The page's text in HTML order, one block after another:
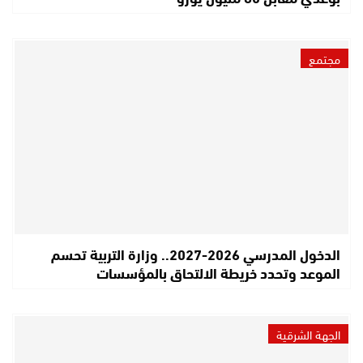
مجتمع
الدخول المدرسي 2026-2027.. وزارة التربية تحسم
الموعد وتحدد خريطة الالتحاق بالمؤسسات
الجهة الشرقية